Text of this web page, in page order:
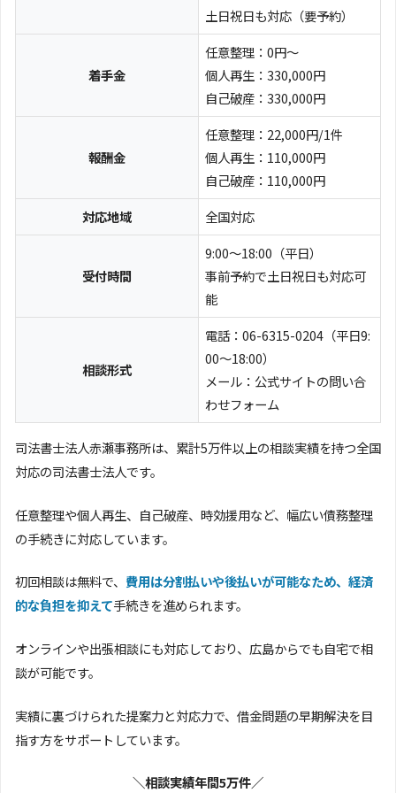
土日祝日も対応（要予約）
着手金
任意整理：0円～
個人再生：330,000円
自己破産：330,000円
報酬金
任意整理：22,000円/1件
個人再生：110,000円
自己破産：110,000円
対応地域
全国対応
受付時間
9:00～18:00（平日）
事前予約で土日祝日も対応可
能
相談形式
電話：06-6315-0204（平日9:
00～18:00）
メール：公式サイトの問い合
わせフォーム
司法書士法人赤瀬事務所は、累計5万件以上の相談実績を持つ全国
対応の司法書士法人です。
任意整理や個人再生、自己破産、時効援用など、幅広い債務整理
の手続きに対応しています。
初回相談は無料で、 費用は分割払いや後払いが可能なため、経済
的な負担を抑えて手続きを進められます。
オンラインや出張相談にも対応しており、広島からでも自宅で相
談が可能です。
実績に裏づけられた提案力と対応力で、借金問題の早期解決を目
指す方をサポートしています。
＼相談実績年間5万件／